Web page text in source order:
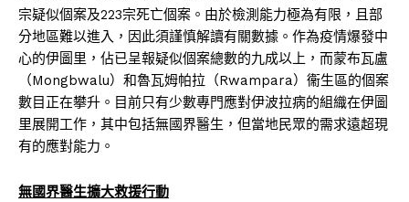
宗疑似個案及223宗死亡個案。由於檢測能力極為有限，且部
分地區難以進入，因此須謹慎解讀有關數據。作為疫情爆發中
心的伊圖里，佔已呈報疑似個案總數的九成以上，而蒙布瓦盧
（Mongbwalu）和魯瓦姆帕拉（Rwampara）衞生區的個案
數目正在攀升。目前只有少數專門應對伊波拉病的組織在伊圖
里展開工作，其中包括無國界醫生，但當地民眾的需求遠超現
有的應對能力。
無國界醫生擴大救援行動